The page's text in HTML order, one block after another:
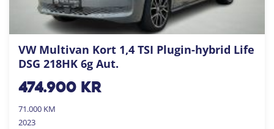
VW Multivan Kort 1,4 TSI Plugin-hybrid Life
DSG 218HK 6g Aut.
474.900kr
71.000 KM
2023